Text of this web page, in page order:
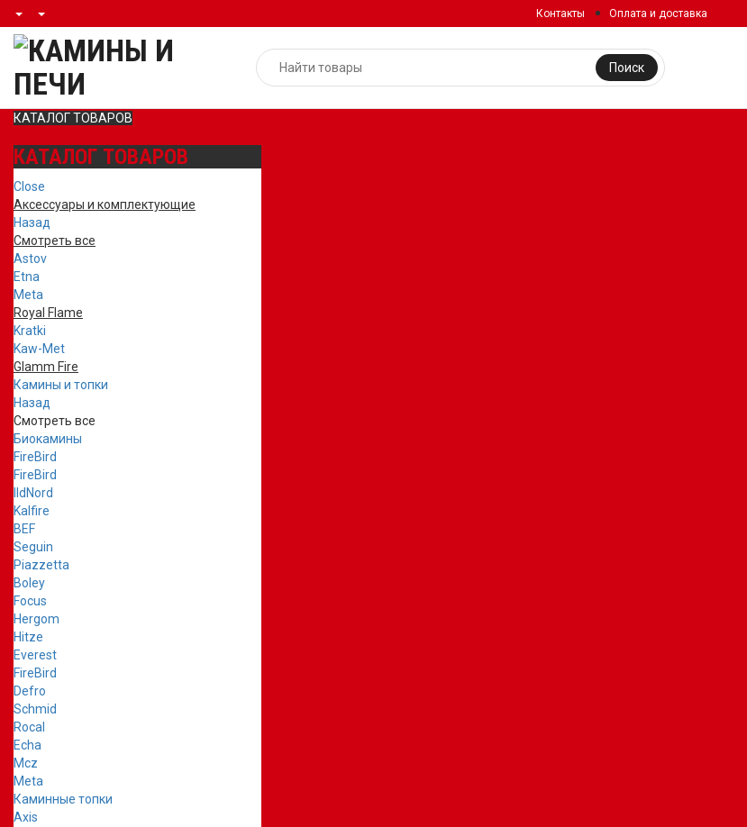
Контакты Оплата и доставка
Поиск
КАТАЛОГ ТОВАРОВ
КАТАЛОГ ТОВАРОВ
Close
Аксессуары и комплектующие
Назад
Смотреть все
Astov
Etna
Meta
Royal Flame
Kratki
Kaw-Met
Glamm Fire
Камины и топки
Назад
Смотреть все
Биокамины
FireBird
FireBird
IldNord
Kalfire
BEF
Seguin
Piazzetta
Boley
Focus
Hergom
Hitze
Everest
FireBird
Defro
Schmid
Rocal
Echa
Mcz
Meta
Каминные топки
Axis